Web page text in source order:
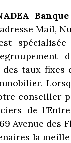
Mail,
est
taux fixes
conseiller
de
Avenue des
la